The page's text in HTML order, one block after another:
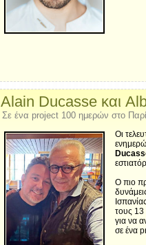
Alain Ducasse και
Σε ένα project 100 ημερών στο
Οι
Ο πιο
τους 13
για να
σε ένα